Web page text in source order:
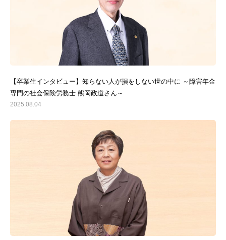
【卒業生インタビュー】知らない人が損をしない世の中に ～障害年金
専門の社会保険労務士 熊岡政道さん～
2025.08.04